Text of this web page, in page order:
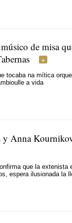
de misa
tocaba na mítica
a vida
y Anna
que la extenista
espera ilusionada la